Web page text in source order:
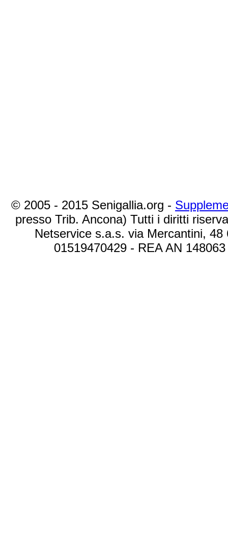
© 2005 - 2015 Senigallia.org -
presso Trib. Ancona) Tutti i diritti
Netservice s.a.s. via Mercantini,
01519470429 - REA AN